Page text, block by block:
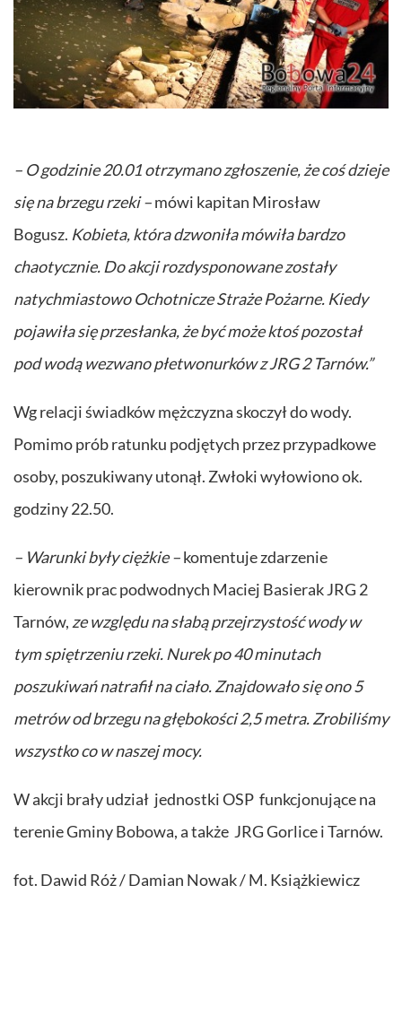
– O godzinie 20.01 otrzymano zgłoszenie, że coś dzieje
się na brzegu rzeki –mówi kapitan Mirosław
Bogusz. Kobieta, która dzwoniła mówiła bardzo
chaotycznie. Do akcji rozdysponowane zostały
natychmiastowo Ochotnicze Straże Pożarne. Kiedy
pojawiła się przesłanka, że być może ktoś pozostał
pod wodą wezwano płetwonurków z JRG 2 Tarnów.”
Wg relacji świadków mężczyzna skoczył do wody.
Pomimo prób ratunku podjętych przez przypadkowe
osoby, poszukiwany utonął. Zwłoki wyłowiono ok.
godziny 22.50.
– Warunki były ciężkie –komentuje zdarzenie
kierownik prac podwodnych Maciej Basierak JRG 2
Tarnów, ze względu na słabą przejrzystość wody w
tym spiętrzeniu rzeki. Nurek po 40 minutach
poszukiwań natrafił na ciało. Znajdowało się ono 5
metrów od brzegu na głębokości 2,5 metra. Zrobiliśmy
wszystko co w naszej mocy.
W akcji brały udział jednostki OSP funkcjonujące na
terenie Gminy Bobowa, a także JRG Gorlice i Tarnów.
fot. Dawid Róż / Damian Nowak / M. Książkiewicz